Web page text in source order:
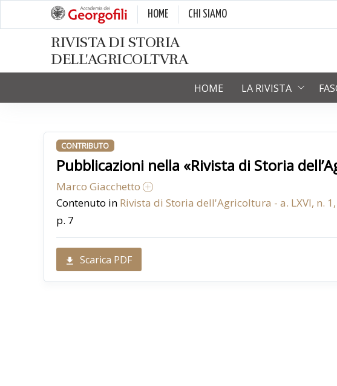
HOME CHI SIAMO
RIVISTA DI STORIA
DELL'AGRICOLTVRA
HOME LA RIVISTA
CONTRIBUTO
Pubblicazioni nella «Rivista di Storia
Marco Giacchetto
Contenuto in Rivista di Storia dell'Agricoltura - a. LXVI, n.
p. 7
Scarica PDF